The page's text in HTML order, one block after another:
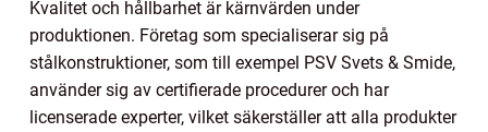
Kvalitet och hållbarhet är kärnvärden under
produktionen. Företag som specialiserar sig på
stålkonstruktioner, som till exempel PSV Svets & Smide,
använder sig av certifierade procedurer och har
licenserade experter, vilket säkerställer att alla produkter